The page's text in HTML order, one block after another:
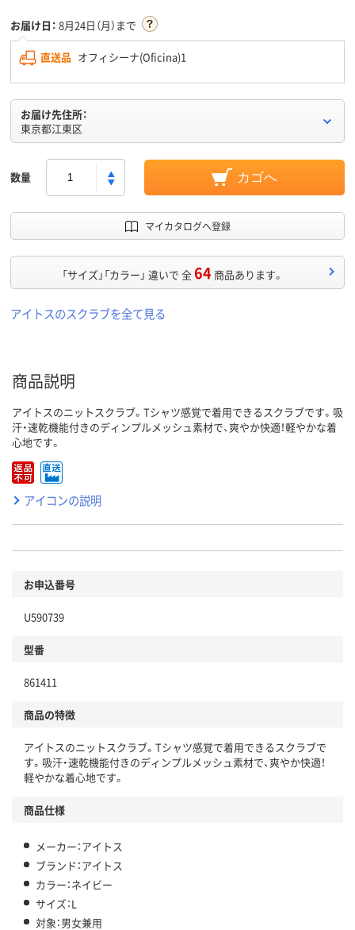
お届け日： 8月24日（月）まで
直送品 オフィシーナ(Oficina)1
お届け先住所：
東京都江東区
数量 カゴへ
マイカタログへ登録
「サイズ」「カラー」 違いで 全64 商品あります。
アイトスのスクラブを全て見る
商品説明
アイトスのニットスクラブ。Tシャツ感覚で着用できるスクラブです。吸
汗・速乾機能付きのディンプルメッシュ素材で、爽やか快適！軽やかな着
心地です。
アイコンの説明
お申込番号
U590739
型番
861411
商品の特徴
アイトスのニットスクラブ。Tシャツ感覚で着用できるスクラブで
す。吸汗・速乾機能付きのディンプルメッシュ素材で、爽やか快適！
軽やかな着心地です。
商品仕様
メーカー：アイトス
ブランド：アイトス
カラー：ネイビー
サイズ：L
対象：男女兼用